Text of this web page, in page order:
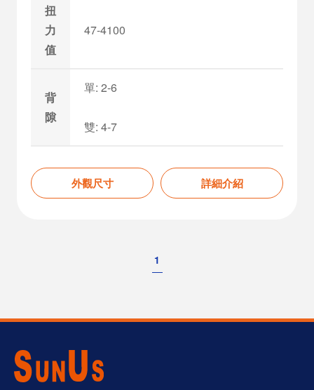
扭
力
值
47-4100
背
隙
單: 2-6
雙: 4-7
外觀尺寸 詳細介紹
1